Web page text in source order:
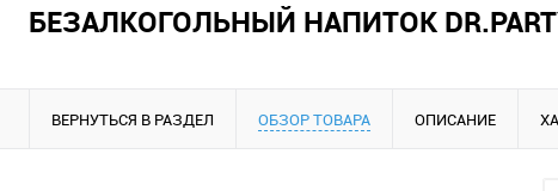
БЕЗАЛКОГОЛЬНЫЙ НАПИТОК
ВЕРНУТЬСЯ В РАЗДЕЛ ОБЗОР ТОВАРА ОПИСАНИЕ